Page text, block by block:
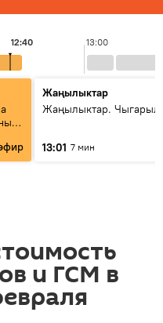
13:00
12:40
Жаңылыктар
Жаңылыктар.
13:01 7 мин
и ГСМ в